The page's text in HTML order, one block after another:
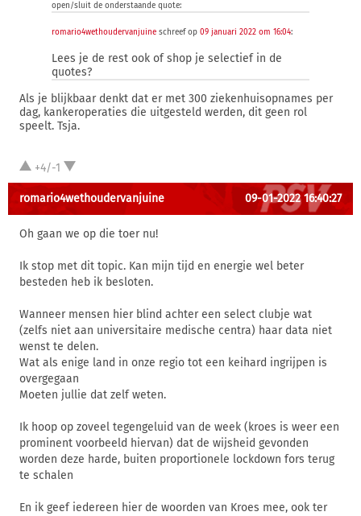
open/sluit de onderstaande quote:
romario4wethoudervanjuine schreef op 09 januari 2022 om 16:04:
Lees je de rest ook of shop je selectief in de
quotes?
Als je blijkbaar denkt dat er met 300 ziekenhuisopnames per
dag, kankeroperaties die uitgesteld werden, dit geen rol
speelt. Tsja.
+4/-1
romario4wethoudervanjuine 09-01-2022 16:40:27
Oh gaan we op die toer nu!
Ik stop met dit topic. Kan mijn tijd en energie wel beter
besteden heb ik besloten.
Wanneer mensen hier blind achter een select clubje wat
(zelfs niet aan universitaire medische centra) haar data niet
wenst te delen.
Wat als enige land in onze regio tot een keihard ingrijpen is
overgegaan
Moeten jullie dat zelf weten.
Ik hoop op zoveel tegengeluid van de week (kroes is weer een
prominent voorbeeld hiervan) dat de wijsheid gevonden
worden deze harde, buiten proportionele lockdown fors terug
te schalen
En ik geef iedereen hier de woorden van Kroes mee, ook ter